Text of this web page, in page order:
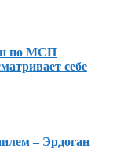
по МСП
себе
– Эрдоган